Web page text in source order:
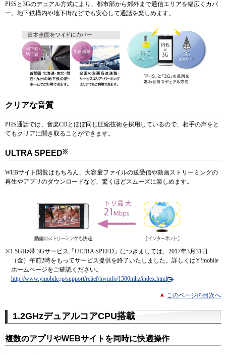
PHS と3Gのデュアル方式により、都市部から郊外まで通信エリアを幅広くカバ
ー。地下鉄構内や地下街などでも安心して通話を楽しめます。
クリアな音質
PHS通話では、音楽CDとほぼ同じ圧縮技術を採用しているので、相手の声をと
てもクリアに聞き取ることができます。
ULTRA SPEED※
WEBサイト閲覧はもちろん、大容量ファイルの送受信や動画ストリーミングの
再生やアプリのダウンロードなど、驚くほどスムーズに楽しめます。
※1.5GHz帯 3Gサービス「ULTRA SPEED」につきましては、2017年3月31日
（金）午前2時をもってサービス提供を終了いたしました。詳しくはY!mobile
ホームページをご確認ください。
http://www.ymobile.jp/support/relief/nwinfo/1500mhz/index.html
このページの目次へ
1.2GHzデュアルコアCPU搭載
複数のアプリやWEBサイトを同時に快適操作